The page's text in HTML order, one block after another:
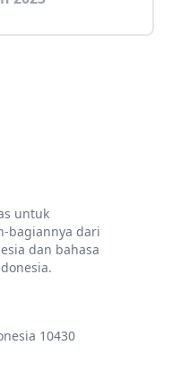
untuk
bagiannya dari
dan bahasa
10430